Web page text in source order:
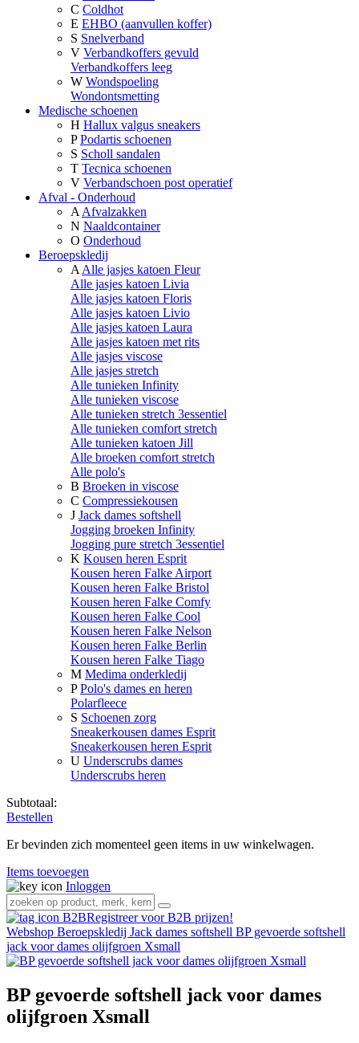
C Coldhot
E EHBO (aanvullen koffer)
S Snelverband
V Verbandkoffers gevuld
Verbandkoffers leeg
W Wondspoeling
Wondontsmetting
Medische schoenen
H Hallux valgus sneakers
P Podartis schoenen
S Scholl sandalen
T Tecnica schoenen
V Verbandschoen post operatief
Afval - Onderhoud
A Afvalzakken
N Naaldcontainer
O Onderhoud
Beroepskledij
A Alle jasjes katoen Fleur
Alle jasjes katoen Livia
Alle jasjes katoen Floris
Alle jasjes katoen Livio
Alle jasjes katoen Laura
Alle jasjes katoen met rits
Alle jasjes viscose
Alle jasjes stretch
Alle tunieken Infinity
Alle tunieken viscose
Alle tunieken stretch 3essentiel
Alle tunieken comfort stretch
Alle tunieken katoen Jill
Alle broeken comfort stretch
Alle polo's
B Broeken in viscose
C Compressiekousen
J Jack dames softshell
Jogging broeken Infinity
Jogging pure stretch 3essentiel
K Kousen heren Esprit
Kousen heren Falke Airport
Kousen heren Falke Bristol
Kousen heren Falke Comfy
Kousen heren Falke Cool
Kousen heren Falke Nelson
Kousen heren Falke Berlin
Kousen heren Falke Tiago
M Medima onderkledij
P Polo's dames en heren
Polarfleece
S Schoenen zorg
Sneakerkousen dames Esprit
Sneakerkousen heren Esprit
U Underscrubs dames
Underscrubs heren
Subtotaal:
Bestellen
Er bevinden zich momenteel geen items in uw winkelwagen.
Items toevoegen
Inloggen
Registreer voor B2B prijzen!
Webshop Beroepskledij Jack dames softshell BP gevoerde softshell
jack voor dames olijfgroen Xsmall
BP gevoerde softshell jack voor dames
olijfgroen Xsmall